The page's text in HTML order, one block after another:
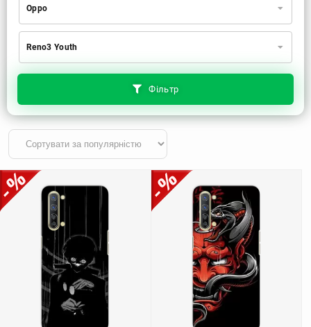
Фільтр
Oppo
Xiaomi
Apple
Huawei
Realme
TECNO
ZTE
OnePlus
Motorola
Reno3 Youth